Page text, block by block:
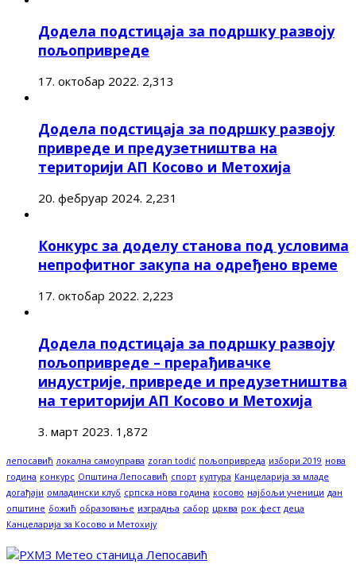
Додела подстицаја за подршку развоју
пољопривреде
17. октобар 2022. 2,313
Додела подстицаја за подршку развоју
привреде и предузетништва на
територији АП Косово и Метохија
20. фебруар 2024. 2,231
Конкурс за доделу станова под условима
непрофитног закупа на одређено време
17. октобар 2022. 2,223
Додела подстицаја за подршку развоју
пољопривреде – прерађивачке
индустрије, привреде и предузетништва
на територији АП Косово и Метохија
3. март 2023. 1,872
лепосавић локална самоуправа zoran todić пољопривреда избори 2019 нова
година конкурс Општина Лепосавић спорт култура Канцеларија за младе
догађаји омладински клуб српска нова година косово најбољи ученици дан
општине божић образовање изградња сабор црква рок фест деца
Канцеларија за Косово и Метохију